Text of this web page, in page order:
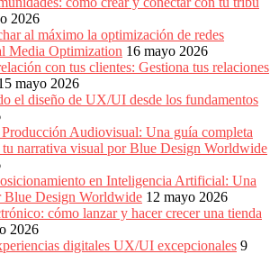
2026
al máximo la optimización de redes
Media Optimization 16 mayo 2026
con tus clientes: Gestiona tus relaciones
mayo 2026
el diseño de UX/UI desde los fundamentos
Audiovisual: Una guía completa
tu narrativa visual por Blue Design Worldwide
en Inteligencia Artificial: Una
Blue Design Worldwide 12 mayo 2026
cómo lanzar y hacer crecer una tienda
2026
digitales UX/UI excepcionales 9